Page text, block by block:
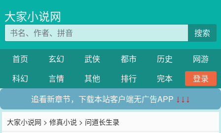
大家小说网
搜索
首页 玄幻 武侠 都市 历史
网游
科幻
言情 其他 排行 完本
登录
追看新章节，下载本站客户端无广告APP ↓↓↓
大家小说网 >修真小说 > 问道长生录